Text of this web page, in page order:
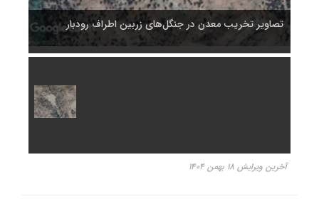
تصاویر تخریب معدن در جنگل‌های زربین اطراف رودبار
آخرین ویرایش ۱۸ بهمن ۱۴۰۴